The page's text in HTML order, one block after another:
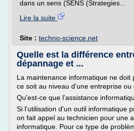
dans un sens (SENS (Strategies...
Lire la suite
Site : techno-science.net
Quelle est la différence
dépannage et ...
La maintenance informatique ne doit
ce soit au niveau d'une entreprise ou
Qu'est-ce que l'assistance
Si l'utilisation d'un outil informatique
on fait appel au technicien pour une
informatique. Pour ce type de